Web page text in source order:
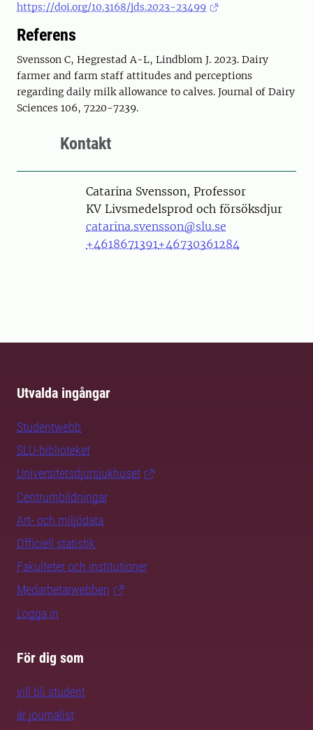
https://doi.org/10.3168/jds.2023-23499
Referens
Svensson C, Hegrestad A-L, Lindblom J. 2023. Dairy
farmer and farm staff attitudes and perceptions
regarding daily milk allowance to calves. Journal of Dairy
Sciences 106, 7220-7239.
Kontakt
PersonCatarina Svensson, Professor
KV Livsmedelsprod och försöksdjur
catarina.svensson@slu.se
+4618671391+46730361284
Utvalda ingångar
Studentwebb
SLU-biblioteket
Universitetsdjursjukhuset
Centrumbildningar
Art- och miljödata
Officiell statistik
Fakulteter och institutioner
Medarbetarwebben
Logga in
För dig som
vill bli student
är journalist